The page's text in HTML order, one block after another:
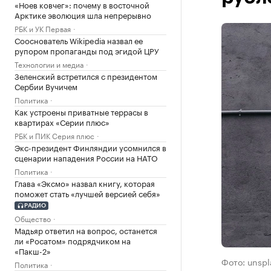
«Ноев ковчег»: почему в восточной
Арктике эволюция шла непрерывно
РБК и УК Первая
Сооснователь Wikipedia назвал ее
рупором пропаганды под эгидой ЦРУ
Технологии и медиа
Зеленский встретился с президентом
Сербии Вучичем
Политика
Как устроены приватные террасы в
квартирах «Серии плюс»
РБК и ПИК Серия плюс
Экс-президент Финляндии усомнился в
сценарии нападения России на НАТО
Политика
Глава «Эксмо» назвал книгу, которая
поможет стать «лучшей версией себя»
РАДИО
Общество
Мадьяр ответил на вопрос, останется
ли «Росатом» подрядчиком на
«Пакш-2»
Политика Фото: